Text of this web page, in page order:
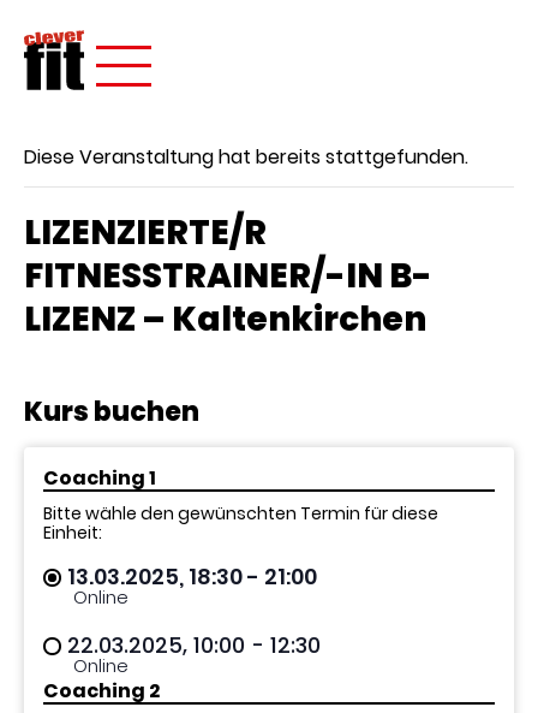
Diese Veranstaltung hat bereits stattgefunden.
LIZENZIERTE/R
FITNESSTRAINER/-IN B-
LIZENZ – Kaltenkirchen
Kurs buchen
Coaching 1
Bitte wähle den gewünschten Termin für diese
Einheit:
13.03.2025, 18:30- 21:00
Online
22.03.2025, 10:00 - 12:30
Online
Coaching 2